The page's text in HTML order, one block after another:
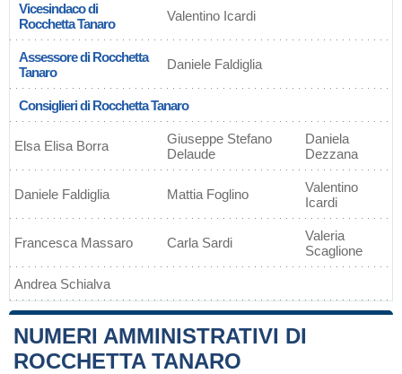
Vicesindaco di
Rocchetta Tanaro
Valentino Icardi
Assessore di Rocchetta
Tanaro
Daniele Faldiglia
Consiglieri di Rocchetta Tanaro
Elsa Elisa Borra
Giuseppe Stefano
Delaude
Daniela
Dezzana
Daniele Faldiglia Mattia Foglino
Valentino
Icardi
Francesca Massaro Carla Sardi
Valeria
Scaglione
Andrea Schialva
NUMERI AMMINISTRATIVI DI
ROCCHETTA TANARO